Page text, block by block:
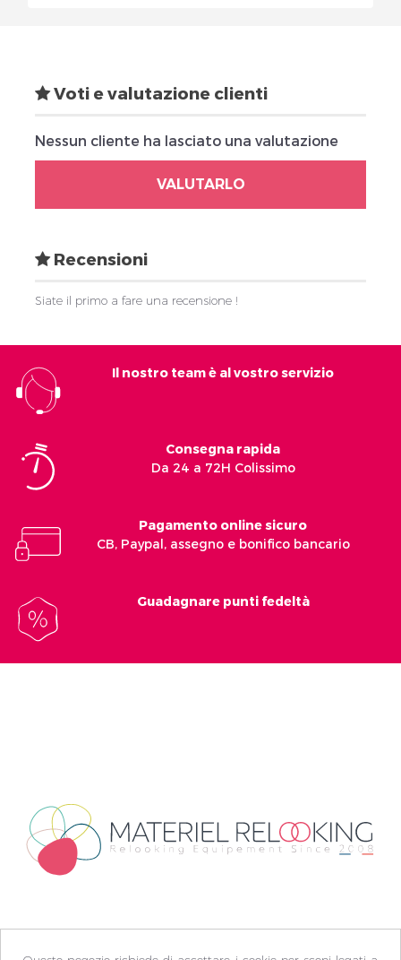
Voti e valutazione clienti
Nessun cliente ha lasciato una valutazione
VALUTARLO
Recensioni
Siate il primo a fare una recensione !
Il nostro team è al vostro servizio
Consegna rapida
Da 24 a 72H Colissimo
Pagamento online sicuro
CB, Paypal, assegno e bonifico bancario
Guadagnare punti fedeltà